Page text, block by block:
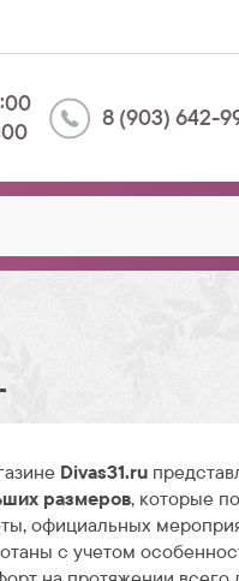
8 (903) 642-
Divas31.ru
размеров, которые
официальных
с учетом